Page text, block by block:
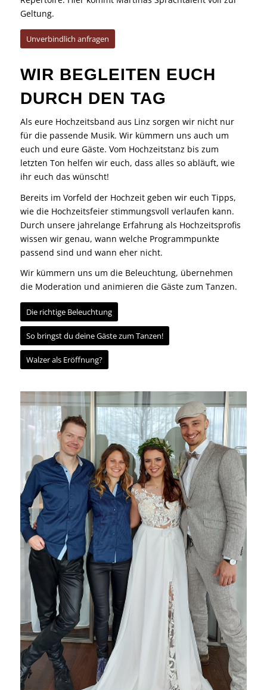
Geltung.
Unverbindlich anfragen
WIR BEGLEITEN EUCH
DURCH DEN TAG
Als eure Hochzeitsband aus Linz sorgen wir nicht nur
für die passende Musik. Wir kümmern uns auch um
euch und eure Gäste. Vom Hochzeitstanz bis zum
letzten Ton helfen wir euch, dass alles so abläuft, wie
ihr euch das wünscht!
Bereits im Vorfeld der Hochzeit geben wir euch Tipps,
wie die Hochzeitsfeier stimmungsvoll verlaufen kann.
Durch unsere jahrelange Erfahrung als Hochzeitsprofis
wissen wir genau, wann welche Programmpunkte
passend sind und wann eher nicht.
Wir kümmern uns um die Beleuchtung, übernehmen
die Moderation und animieren die Gäste zum Tanzen.
Die richtige Beleuchtung
So bringst du deine Gäste zum Tanzen!
Walzer als Eröffnung?